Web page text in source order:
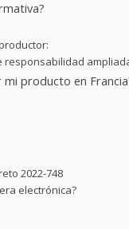
producto en
2022-748
electrónica?